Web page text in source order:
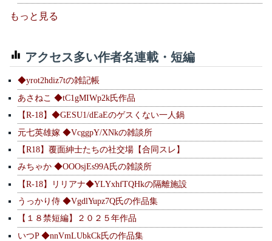
もっと見る
アクセス多い作者名連載・短編
◆yrot2hdiz7tの雑記帳
あさねこ ◆tC1gMIWp2k氏作品
【R-18】◆GESU1/dEaEのゲスくない一人鍋
元七英雄嫁 ◆VcggpY/XNkの雑談所
【R18】覆面紳士たちの社交場【合同スレ】
みちゃか ◆OOOsjEs99A氏の雑談所
【R-18】リリアナ◆YLYxhfTQHkの隔離施設
うっかり侍 ◆VgdlYupz7Q氏の作品集
【１８禁短編】２０２５年作品
いつP ◆nnVmLUbkCk氏の作品集